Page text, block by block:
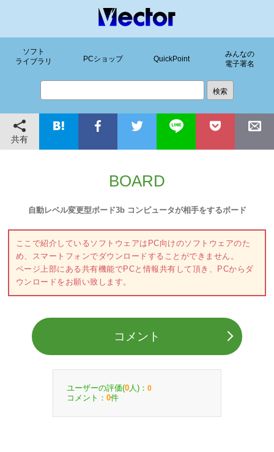
ソフト
ライブラリ
PCショップ QuickPoint
みんなの
電子署名
共有
BOARD
自動レベル変更型ボード3b コンピュータが相手をするボード
ここで紹介しているソフトウェアはPC向けのソフトウェアのた
め、スマートフォンでダウンロードすることができません。
ページ上部にある共有機能でPCと情報共有して頂き、PCからダ
ウンロードをお願い致します。
コメント
ユーザーの評価(0 人)： 0
コメント： 0件